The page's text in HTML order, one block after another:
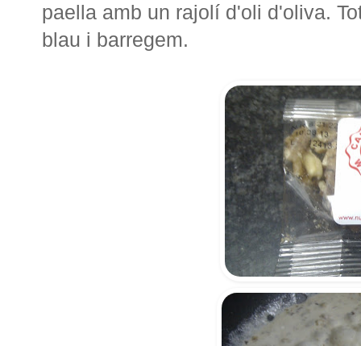
paella amb un rajolí d'oli d'oliva.
blau i barregem.